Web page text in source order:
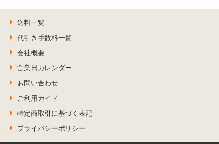
送料一覧
代引き手数料一覧
会社概要
営業日カレンダー
お問い合わせ
ご利用ガイド
特定商取引に基づく表記
プライバシーポリシー